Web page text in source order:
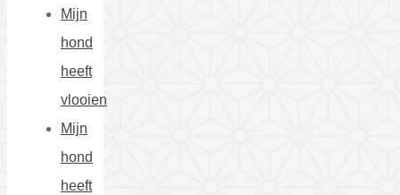
Mijn
hond
heeft
vlooien
Mijn
hond
heeft